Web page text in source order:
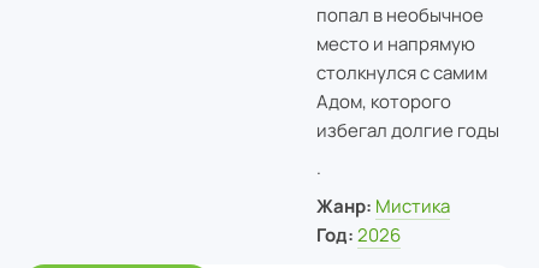
попал в необычное
место и напрямую
столкнулся с самим
Адом, которого
избегал долгие годы
.
Жанр: Мистика
Год: 2026